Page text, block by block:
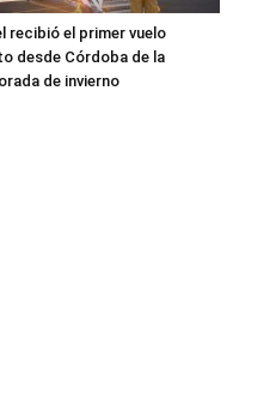
recibió el primer vuelo
desde Córdoba de la
de invierno